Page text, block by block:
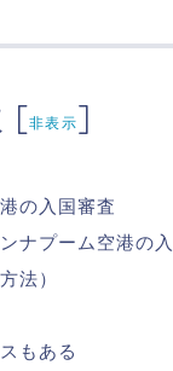
[非表示]
の入国審査
ナプーム空港の
法）
もある